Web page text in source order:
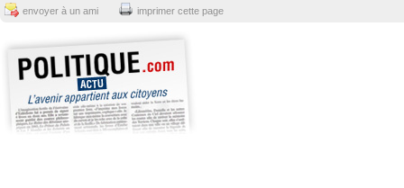
envoyer à un ami imprimer cette page